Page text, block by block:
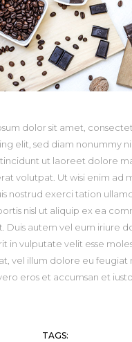
dolor sit amet,
elit, sed diam nonummy
ut laoreet dolore
volutpat. Ut wisi enim ad
nostrud exerci tation
nisl ut aliquip ex ea
Duis autem vel eum iriure
in vulputate velit esse
vel illum dolore eu feugiat
eros et accumsan et
TAGS: